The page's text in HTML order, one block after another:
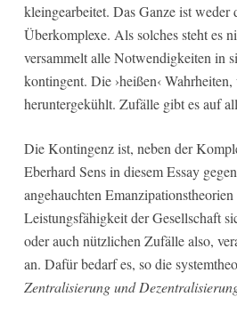
kleingearbeitet. Das Ganze ist weder
Überkomplexe. Als solches steht es
versammelt alle Notwendigkeiten in
kontingent. Die ›heißen‹
heruntergekühlt. Zufälle gibt es auf
Die Kontingenz ist, neben der
Eberhard Sens in diesem Essay
angehauchten
Leistungsfähigkeit der Gesellschaft
oder auch nützlichen Zufälle also,
an. Dafür bedarf es, so die
Zentralisierung und